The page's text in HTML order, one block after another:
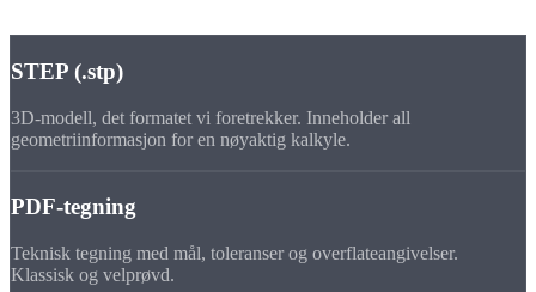
STEP (.stp)
3D-modell, det formatet vi foretrekker. Inneholder all
geometriinformasjon for en nøyaktig kalkyle.
PDF-tegning
Teknisk tegning med mål, toleranser og overflateangivelser.
Klassisk og velprøvd.